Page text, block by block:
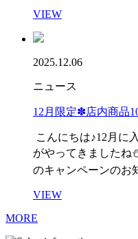
VIEW
2025.12.06
ニュース
12月限定✽店内商品
こんにちは♪12月に
がやってきましたね
のキャンペーンのお
VIEW
MORE